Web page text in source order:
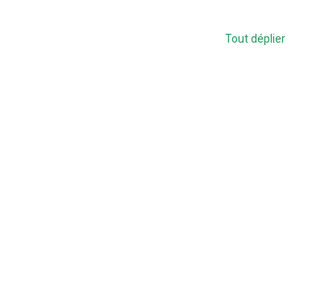
Tout déplier